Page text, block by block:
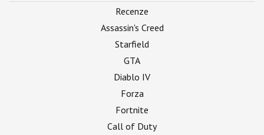
Recenze
Assassin's Creed
Starfield
GTA
Diablo IV
Forza
Fortnite
Call of Duty